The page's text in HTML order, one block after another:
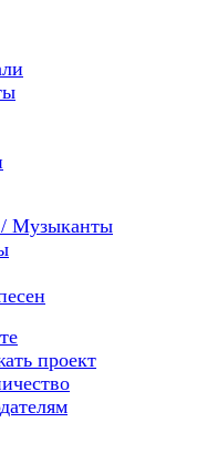
Музыканты
проект